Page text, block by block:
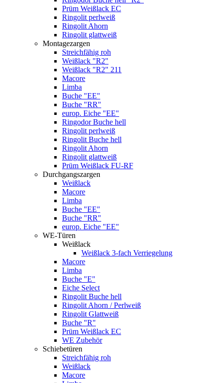
Prüm Weißlack EC
Ringolit perlweiß
Ringolit Ahorn
Ringolit glattweiß
Montagezargen
Streichfähig roh
Weißlack "R2"
Weißlack "R2" 211
Macore
Limba
Buche "EE"
Buche "RR"
europ. Eiche "EE"
Ringodor Buche hell
Ringolit perlweiß
Ringolit Buche hell
Ringolit Ahorn
Ringolit glattweiß
Prüm Weißlack FU-RF
Durchgangszargen
Weißlack
Macore
Limba
Buche "EE"
Buche "RR"
europ. Eiche "EE"
WE-Türen
Weißlack
Weißlack 3-fach Verriegelung
Macore
Limba
Buche "E"
Eiche Select
Ringolit Buche hell
Ringolit Ahorn / Perlweiß
Ringolit Glattweiß
Buche "R"
Prüm Weißlack EC
WE Zubehör
Schiebetüren
Streichfähig roh
Weißlack
Macore